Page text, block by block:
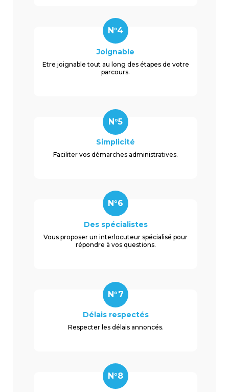
N°4
Joignable
Etre joignable tout au long des étapes de votre
parcours.
N°5
Simplicité
Faciliter vos démarches administratives.
N°6
Des spécialistes
Vous proposer un interlocuteur spécialisé pour
répondre à vos questions.
N°7
Délais respectés
Respecter les délais annoncés.
N°8